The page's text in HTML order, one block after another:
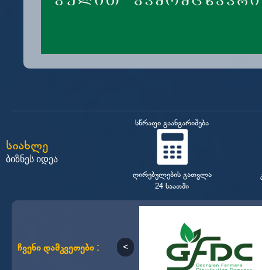
სიახლე
ბიზნეს იდეა
სწრაფი გაანგარიშება
ღირებულების გათვლა
24 საათში
ჩვენი დამკვეთები :